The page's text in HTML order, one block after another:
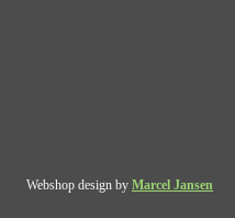
Webshop design by Marcel Jansen